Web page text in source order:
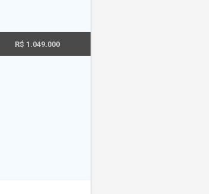
R$ 1.049.000